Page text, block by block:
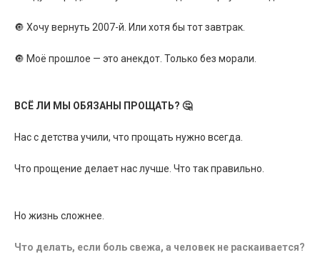
🔘 Хочу вернуть 2007-й. Или хотя бы тот завтрак.
🔘 Моё прошлое — это анекдот. Только без морали.
ВСЁ ЛИ МЫ ОБЯЗАНЫ ПРОЩАТЬ? 🤔
Нас с детства учили, что прощать нужно всегда.
Что прощение делает нас лучше. Что так правильно.
Но жизнь сложнее.
Что делать, если боль свежа, а человек не раскаивается?